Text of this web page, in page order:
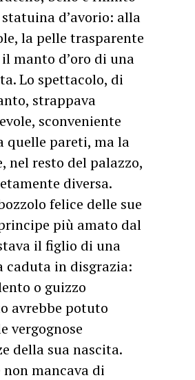
d’avorio: alla
la pelle trasparente
manto d’oro di una
Lo spettacolo, di
strappava
sconveniente
quelle pareti, ma la
nel resto del palazzo,
diversa.
felice delle sue
più amato dal
il figlio di una
caduta in disgrazia:
o guizzo
avrebbe potuto
vergognose
della sua nascita.
non mancava di